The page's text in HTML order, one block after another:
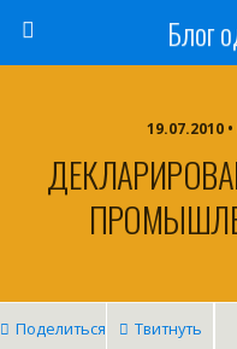
Блог
19.07.2010
Поделиться Твитнуть